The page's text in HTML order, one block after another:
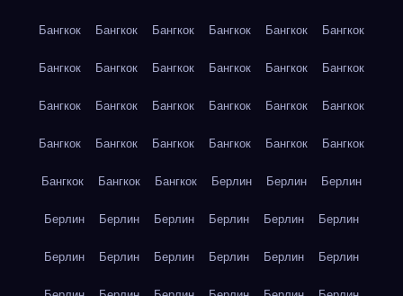
Бангкок Бангкок Бангкок Бангкок Бангкок Бангкок
Бангкок Бангкок Бангкок Бангкок Бангкок Бангкок
Бангкок Бангкок Бангкок Бангкок Бангкок Бангкок
Бангкок Бангкок Бангкок Бангкок Бангкок Бангкок
Бангкок Бангкок Бангкок Берлин Берлин Берлин
Берлин Берлин Берлин Берлин Берлин Берлин
Берлин Берлин Берлин Берлин Берлин Берлин